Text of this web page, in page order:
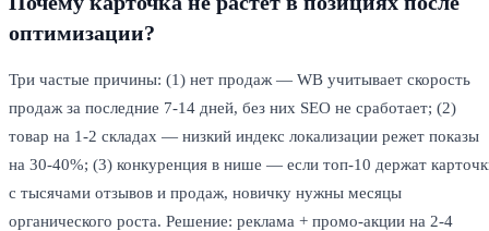
оптимизации?
Три частые причины: (1) нет продаж — WB учитывает скорость
продаж за последние 7-14 дней, без них SEO не сработает; (2)
товар на 1-2 складах — низкий индекс локализации режет показы
на 30-40%; (3) конкуренция в нише — если топ-10 держат
с тысячами отзывов и продаж, новичку нужны месяцы
органического роста. Решение: реклама + промо-акции на 2-4